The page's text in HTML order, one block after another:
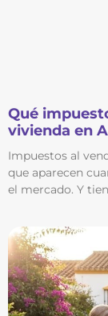
Qué
vivienda en
Impuestos al
que aparecen
el mercado. Y